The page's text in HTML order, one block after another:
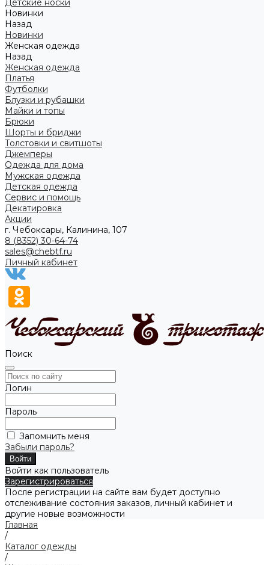
Детские носки
Новинки
Назад
Новинки
Женская одежда
Назад
Женская одежда
Платья
Футболки
Блузки и рубашки
Майки и топы
Брюки
Шорты и бриджи
Толстовки и свитшоты
Джемперы
Одежда для дома
Мужская одежда
Детская одежда
Сервис и помощь
Декатировка
Акции
г. Чебоксары, Калинина, 107
8 (8352) 30-64-74
sales@chebtf.ru
Личный кабинет
Поиск
Логин
Пароль
Запомнить меня
Забыли пароль?
Войти как пользователь
Зарегистрироваться
После регистрации на сайте вам будет доступно
отслеживание состояния заказов, личный кабинет и
другие новые возможности
Главная
/
Каталог одежды
/